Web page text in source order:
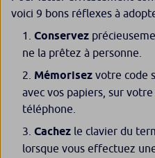
voici 9 bons réflexes à
Conservez
ne la prêtez à personne.
Mémorisez votre code
avec vos papiers, sur
téléphone.
Cachez le clavier du
lorsque vous effectuez